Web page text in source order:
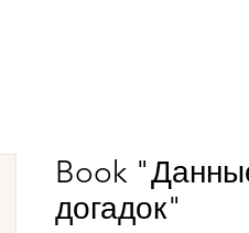
Book
догадок"